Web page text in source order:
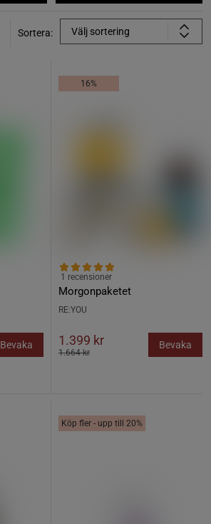
Sortera: Välj sortering
Bevaka
16%
Morgonpaketet
1 recensioner
RE:YOU
1.399 kr
1.664 kr
Bevaka
Köp fler - upp till 20%